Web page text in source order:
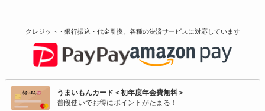
クレジット・銀行振込・代金引換、各種の決済サービスに対応しています
うまいもんカード＜初年度年会費無料＞
普段使いでお得にポイントがたまる！